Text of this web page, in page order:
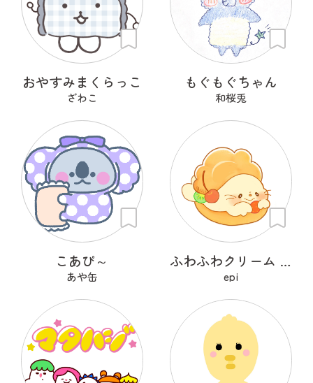
おやすみまくらっこ
ざわこ
もぐもぐちゃん
和桜兎
こあぴ～
あや缶
ふわふわクリーム あざらシュー
epi